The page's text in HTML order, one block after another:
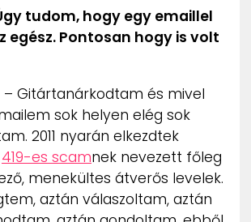
IMPRESSZUM
PR-ARCHÍVUM
ADATKEZELÉSI TÁJÉKOZTATÓ
tudom, hogy egy emaillel
egész. Pontosan hogy is volt
– Gitártanárkodtam és mivel
sok helyen elég sok
2011 nyarán elkezdtek
419-es scamnek nevezett főleg
menekültes átverős levelek.
aztán válaszoltam, aztán